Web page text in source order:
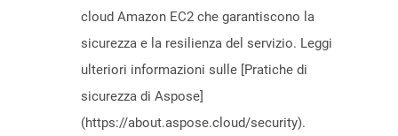
cloud Amazon EC2 che garantiscono la
sicurezza e la resilienza del servizio. Leggi
ulteriori informazioni sulle [Pratiche di
sicurezza di Aspose]
(https://about.aspose.cloud/security).